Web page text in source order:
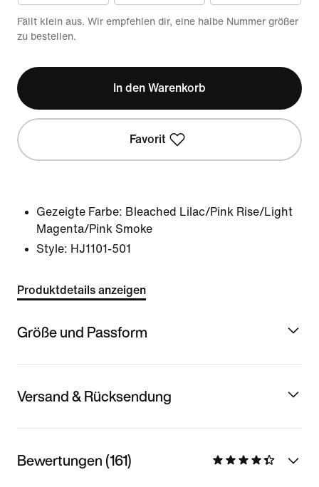
Fällt klein aus. Wir empfehlen dir, eine halbe Nummer größer
zu bestellen.
In den Warenkorb
Favorit
Gezeigte Farbe: Bleached Lilac/Pink Rise/Light
Magenta/Pink Smoke
Style: HJ1101-501
Produktdetails anzeigen
Größe und Passform
Versand & Rücksendung
Bewertungen (161)